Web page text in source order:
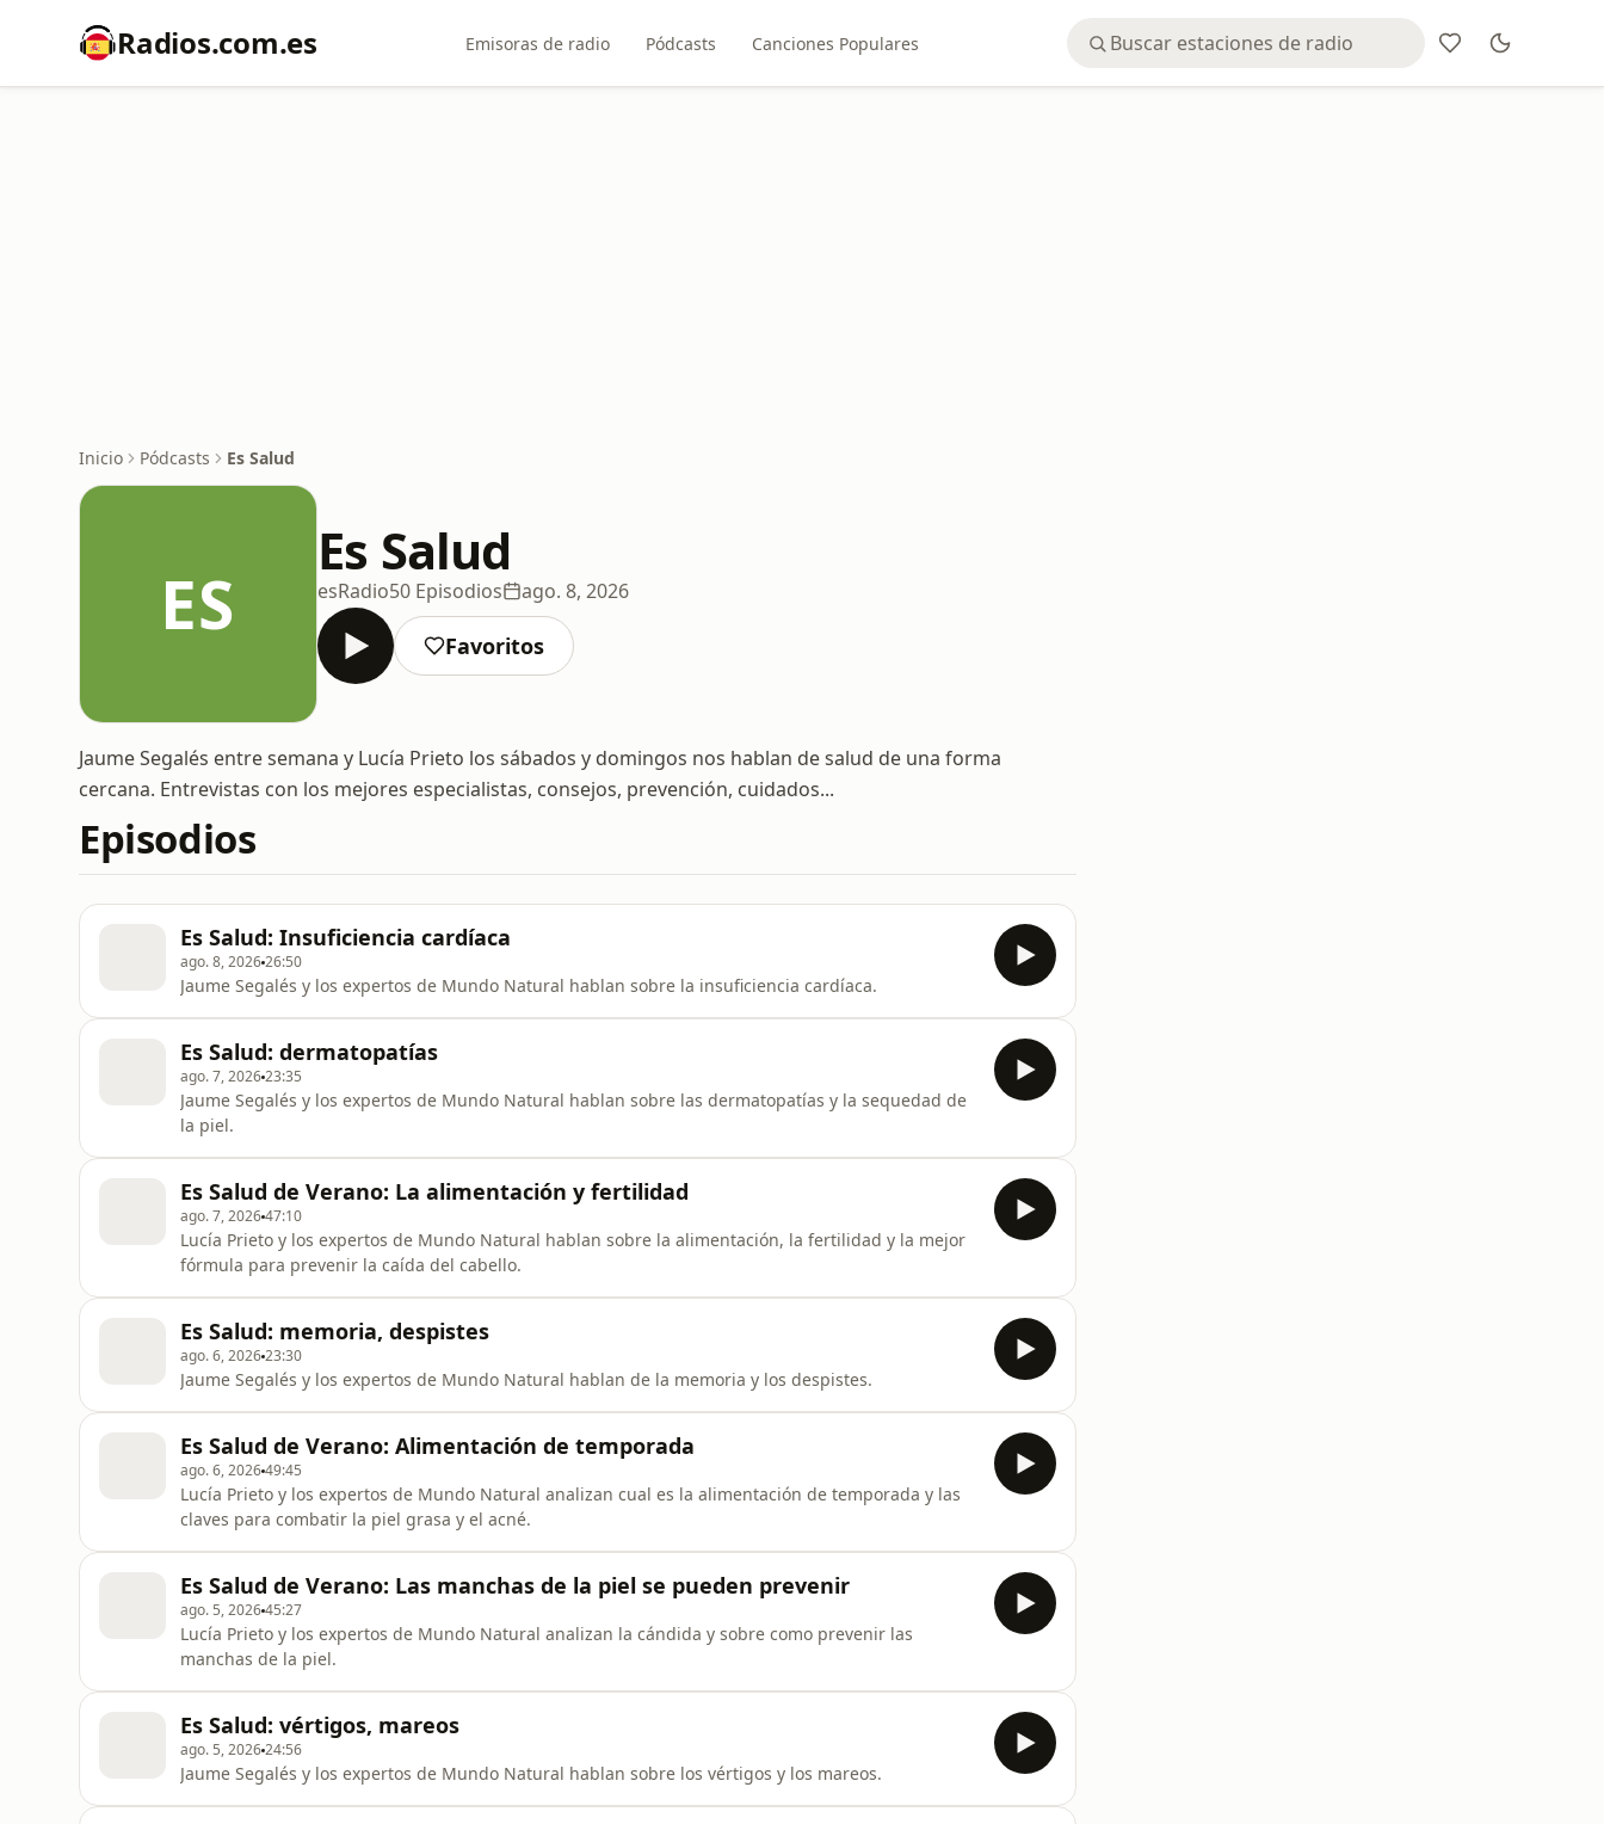
Radios.com.es Emisoras de radio Pódcasts Canciones Populares
Inicio Pódcasts Es Salud
ES
Es Salud
esRadio50 Episodios ago. 8, 2026
Favoritos
Jaume Segalés entre semana y Lucía Prieto los sábados y domingos nos hablan de salud de una forma
cercana. Entrevistas con los mejores especialistas, consejos, prevención, cuidados...
Episodios
Es Salud: Insuficiencia cardíaca
ago. 8, 202626:50
Jaume Segalés y los expertos de Mundo Natural hablan sobre la insuficiencia cardíaca.
Es Salud: dermatopatías
ago. 7, 202623:35
Jaume Segalés y los expertos de Mundo Natural hablan sobre las dermatopatías y la sequedad de
la piel.
Es Salud de Verano: La alimentación y fertilidad
ago. 7, 202647:10
Lucía Prieto y los expertos de Mundo Natural hablan sobre la alimentación, la fertilidad y la mejor
fórmula para prevenir la caída del cabello.
Es Salud: memoria, despistes
ago. 6, 202623:30
Jaume Segalés y los expertos de Mundo Natural hablan de la memoria y los despistes.
Es Salud de Verano: Alimentación de temporada
ago. 6, 202649:45
Lucía Prieto y los expertos de Mundo Natural analizan cual es la alimentación de temporada y las
claves para combatir la piel grasa y el acné.
Es Salud de Verano: Las manchas de la piel se pueden prevenir
ago. 5, 202645:27
Lucía Prieto y los expertos de Mundo Natural analizan la cándida y sobre como prevenir las
manchas de la piel.
Es Salud: vértigos, mareos
ago. 5, 202624:56
Jaume Segalés y los expertos de Mundo Natural hablan sobre los vértigos y los mareos.